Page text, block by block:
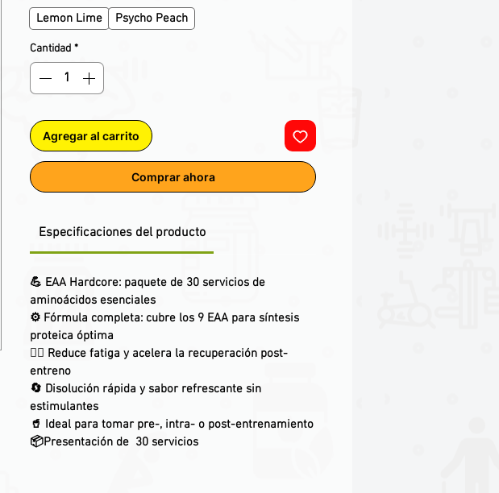
Lemon Lime
Psycho Peach
Cantidad *
Agregar al carrito
Comprar ahora
Especificaciones del producto
💪 EAA Hardcore: paquete de 30 servicios de
aminoácidos esenciales
⚙️ Fórmula completa: cubre los 9 EAA para síntesis
proteica óptima
🏃‍♂️ Reduce fatiga y acelera la recuperación post-
entreno
🔄 Disolución rápida y sabor refrescante sin
estimulantes
🥤 Ideal para tomar pre-, intra- o post-entrenamiento
📦Presentación de 30 servicios